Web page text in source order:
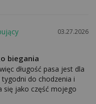
03.27.2026
biegania
długość pasa jest dla
do chodzenia i
się jako część mojego